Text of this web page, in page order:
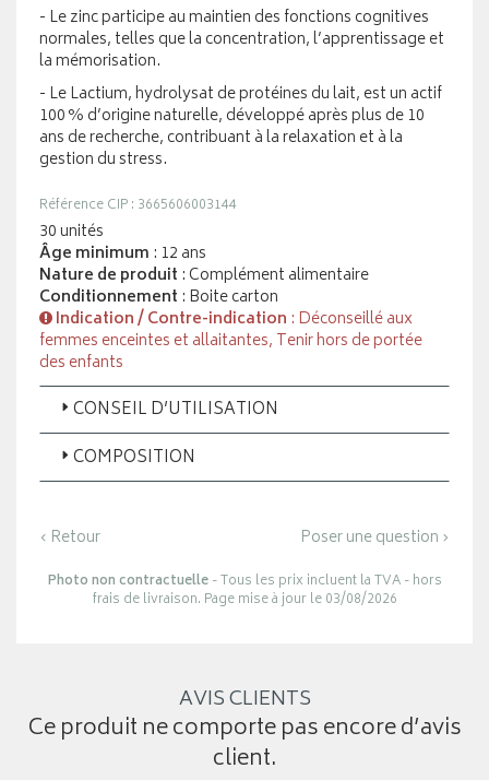
- Le zinc participe au maintien des fonctions cognitives
normales, telles que la concentration, l’apprentissage et
la mémorisation.
- Le Lactium, hydrolysat de protéines du lait, est un actif
100 % d’origine naturelle, développé après plus de 10
ans de recherche, contribuant à la relaxation et à la
gestion du stress.
Référence CIP : 3665606003144
30 unités
Âge minimum : 12 ans
Nature de produit : Complément alimentaire
Conditionnement : Boite carton
Indication / Contre-indication : Déconseillé aux
femmes enceintes et allaitantes, Tenir hors de portée
des enfants
CONSEIL D’UTILISATION
COMPOSITION
‹ Retour Poser une question ›
Photo non contractuelle- Tous les prix incluent la TVA - hors
frais de livraison. Page mise à jour le 03/08/2026
AVIS CLIENTS
Ce produit ne comporte pas encore d’avis
client.